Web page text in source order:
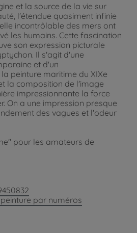
et la source de la vie sur
l'étendue quasiment infinie
incontrôlable des mers ont
les humains. Cette fascination
son expression picturale
Il s'agit d'une
et d'un
peinture maritime du XIXe
la composition de l'image
impressionnante la force
On a une impression presque
des vagues et l'odeur
pour les amateurs de
par numéros